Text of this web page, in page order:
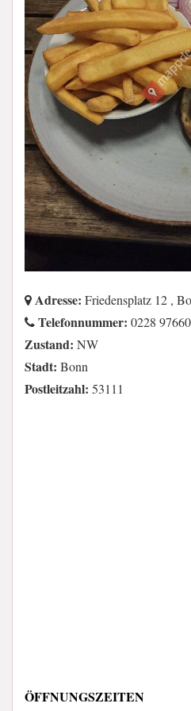
Adresse: Friedensplatz 12 ,
Telefonnummer: 0228
Zustand: NW
Stadt: Bonn
Postleitzahl: 53111
ÖFFNUNGSZEITEN